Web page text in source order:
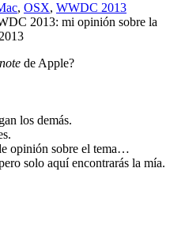
, OSX, WWDC 2013
2013: mi opinión sobre la
de Apple?
los demás.
opinión sobre el tema…
solo aquí encontrarás la mía.